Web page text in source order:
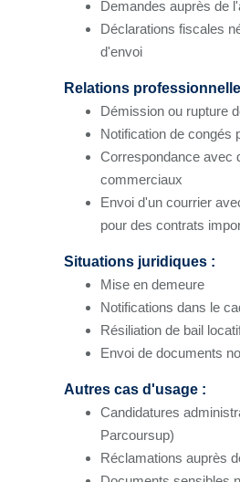
Demandes auprès de
Déclarations fiscales
d'envoi
Relations
Démission ou rupture
Notification de congés
Correspondance avec
commerciaux
Envoi d'un courrier
pour des contrats
Situations juridiques :
Mise en demeure
Notifications dans le
Résiliation de bail
Envoi de documents
Autres cas d'usage :
Candidatures
Parcoursup)
Réclamations auprès